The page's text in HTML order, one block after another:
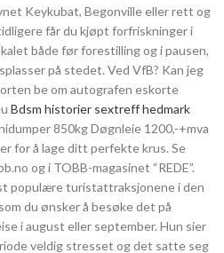
Keykubat, Begonville eller rett og
får du kjøpt forfriskninger i
både før forestilling og i pausen,
på stedet. Ved VfB? Kan jeg
be om autografen eskorte
Bdsm historier sextreff hedmark
850kg Døgnleie 1200,-+mva
for å lage ditt perfekte krus. Se
og i TOBB-magasinet “REDE”.
populære turistattraksjonene i den
du ønsker å besøke det på
i august eller september. Hun sier
veldig stresset og det satte seg